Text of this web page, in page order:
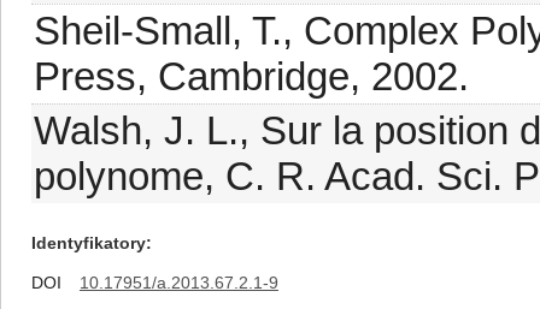
Sheil-Small, T., Complex
Press, Cambridge, 2002.
Walsh, J. L., Sur la position
polynome, C. R. Acad. Sci.
Identyfikatory
DOI
10.17951/a.2013.67.2.1-9